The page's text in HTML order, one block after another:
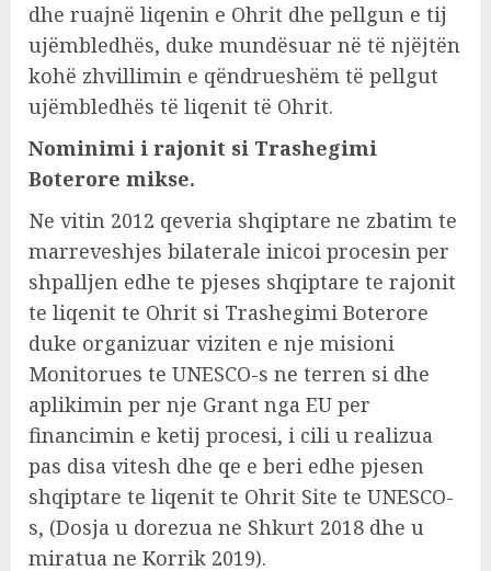
dhe ruajnë liqenin e Ohrit dhe pellgun e tij
ujëmbledhës, duke mundësuar në të njëjtën
kohë zhvillimin e qëndrueshëm të pellgut
ujëmbledhës të liqenit të Ohrit.
Nominimi i rajonit si Trashegimi
Boterore mikse.
Ne vitin 2012 qeveria shqiptare ne zbatim te
marreveshjes bilaterale inicoi procesin per
shpalljen edhe te pjeses shqiptare te rajonit
te liqenit te Ohrit si Trashegimi Boterore
duke organizuar viziten e nje misioni
Monitorues te UNESCO-s ne terren si dhe
aplikimin per nje Grant nga EU per
financimin e ketij procesi, i cili u realizua
pas disa vitesh dhe qe e beri edhe pjesen
shqiptare te liqenit te Ohrit Site te UNESCO-
s, (Dosja u dorezua ne Shkurt 2018 dhe u
miratua ne Korrik 2019).